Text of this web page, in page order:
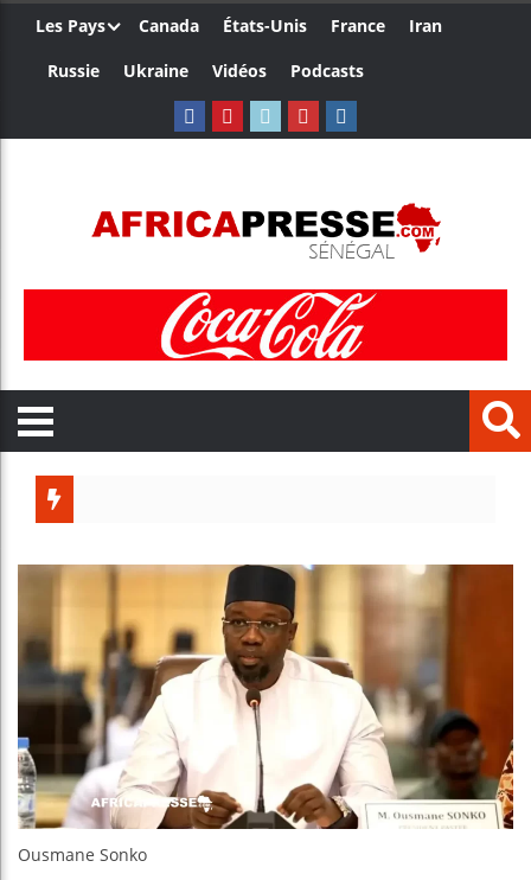
Les Pays Canada États-Unis France
Iran
Russie
Ukraine Vidéos Podcasts
Ousmane Sonko